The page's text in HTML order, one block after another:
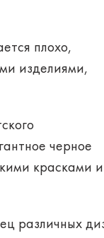
плохо,
изделиями,
черное
красками и
различных